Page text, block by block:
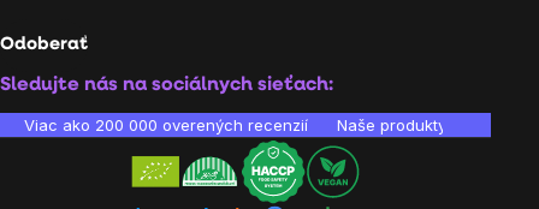
Odoberať
Sledujte nás na sociálnych sieťach:
Viac ako 200 000 overených recenzií Naše produkty sú